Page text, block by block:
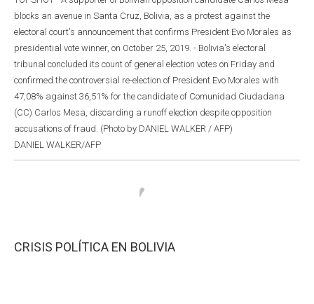
blocks an avenue in Santa Cruz, Bolivia, as a protest against the
electoral court's announcement that confirms President Evo Morales as
presidential vote winner, on October 25, 2019. - Bolivia's electoral
tribunal concluded its count of general election votes on Friday and
confirmed the controversial re-election of President Evo Morales with
47,08% against 36,51% for the candidate of Comunidad Ciudadana
(CC) Carlos Mesa, discarding a runoff election despite opposition
accusations of fraud. (Photo by DANIEL WALKER / AFP)
DANIEL WALKER/AFP
CRISIS POLÍTICA EN BOLIVIA